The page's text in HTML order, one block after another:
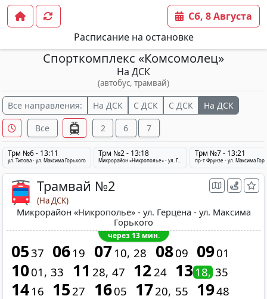
Расписание на остановке
Сб, 8 Августа
Спорткомплекс «Комсомолец»
На ДСК
(автобус, трамвай)
Все направления: На ДСК С ДСК С ДСК На ДСК
Все 2 6 7
Трм №6 - 13:11
ул. Титова - ул. Максима Горького
Трм №2 - 13:18
Микрорайон «Никрополье» - ул. Герцена - ул. Максима Горького
Трм №7 - 13:21
пр-т Фрунзе - ул. Максима
Трамвай №2
(На ДСК)
Микрорайон «Никрополье» - ул. Герцена - ул. Максима
Горького
через 13 мин.
0537 06 19 07 10 28 0809 0901
1001 33 11 28 47 1224 1318 35
14 16 1527 1605 1720 55 1948